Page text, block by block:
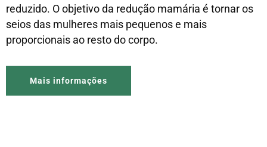
reduzido. O objetivo da redução mamária é tornar os
seios das mulheres mais pequenos e mais
proporcionais ao resto do corpo.
Mais informações